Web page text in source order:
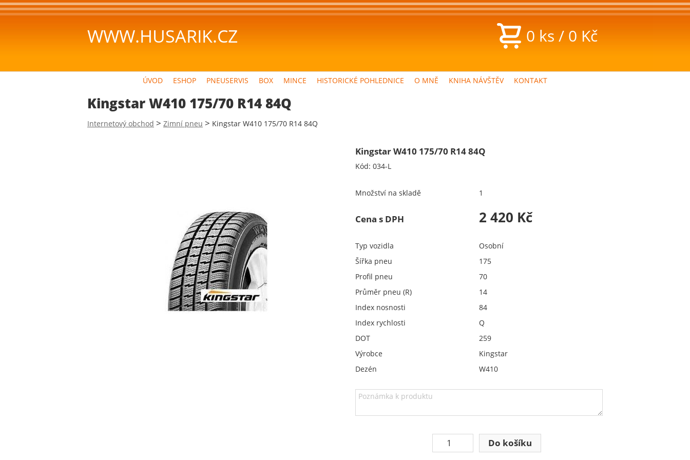
WWW.HUSARIK.CZ 0 ks / 0 Kč
ÚVOD ESHOP PNEUSERVIS BOX MINCE HISTORICKÉ POHLEDNICE O MNĚ KNIHA NÁVŠTĚV KONTAKT
Kingstar W410 175/70 R14 84Q
Internetový obchod > Zimní pneu > Kingstar W410 175/70 R14 84Q
Kingstar W410 175/70 R14 84Q
Kód: 034-L
Množství na skladě 1
Cena s DPH 2 420 Kč
Typ vozidla
Osobní
Šířka pneu
175
Profil pneu
70
Průměr pneu (R)
14
Index nosnosti
84
Index rychlosti
Q
DOT
259
Výrobce
Kingstar
Dezén
W410